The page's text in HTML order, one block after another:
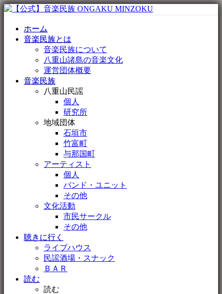
ホーム
音楽民族とは
音楽民族について
八重山諸島の音楽文化
運営団体概要
音楽民族
八重山民謡
個人
研究所
地域団体
石垣市
竹富町
与那国町
アーティスト
個人
バンド・ユニット
その他
文化活動
市民サークル
その他
聴きに行く
ライブハウス
民謡酒場・スナック
ＢＡＲ
読む
読む